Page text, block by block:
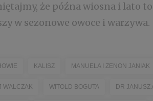
że późna wiosna i lato
w sezonowe owoce i warzywa.
KALISZ MANUELA I ZENON JANIAK
WALCZAK WITOLD BOGUTA DR JANUSZ